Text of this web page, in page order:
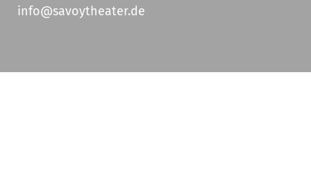
info@savoytheater.de